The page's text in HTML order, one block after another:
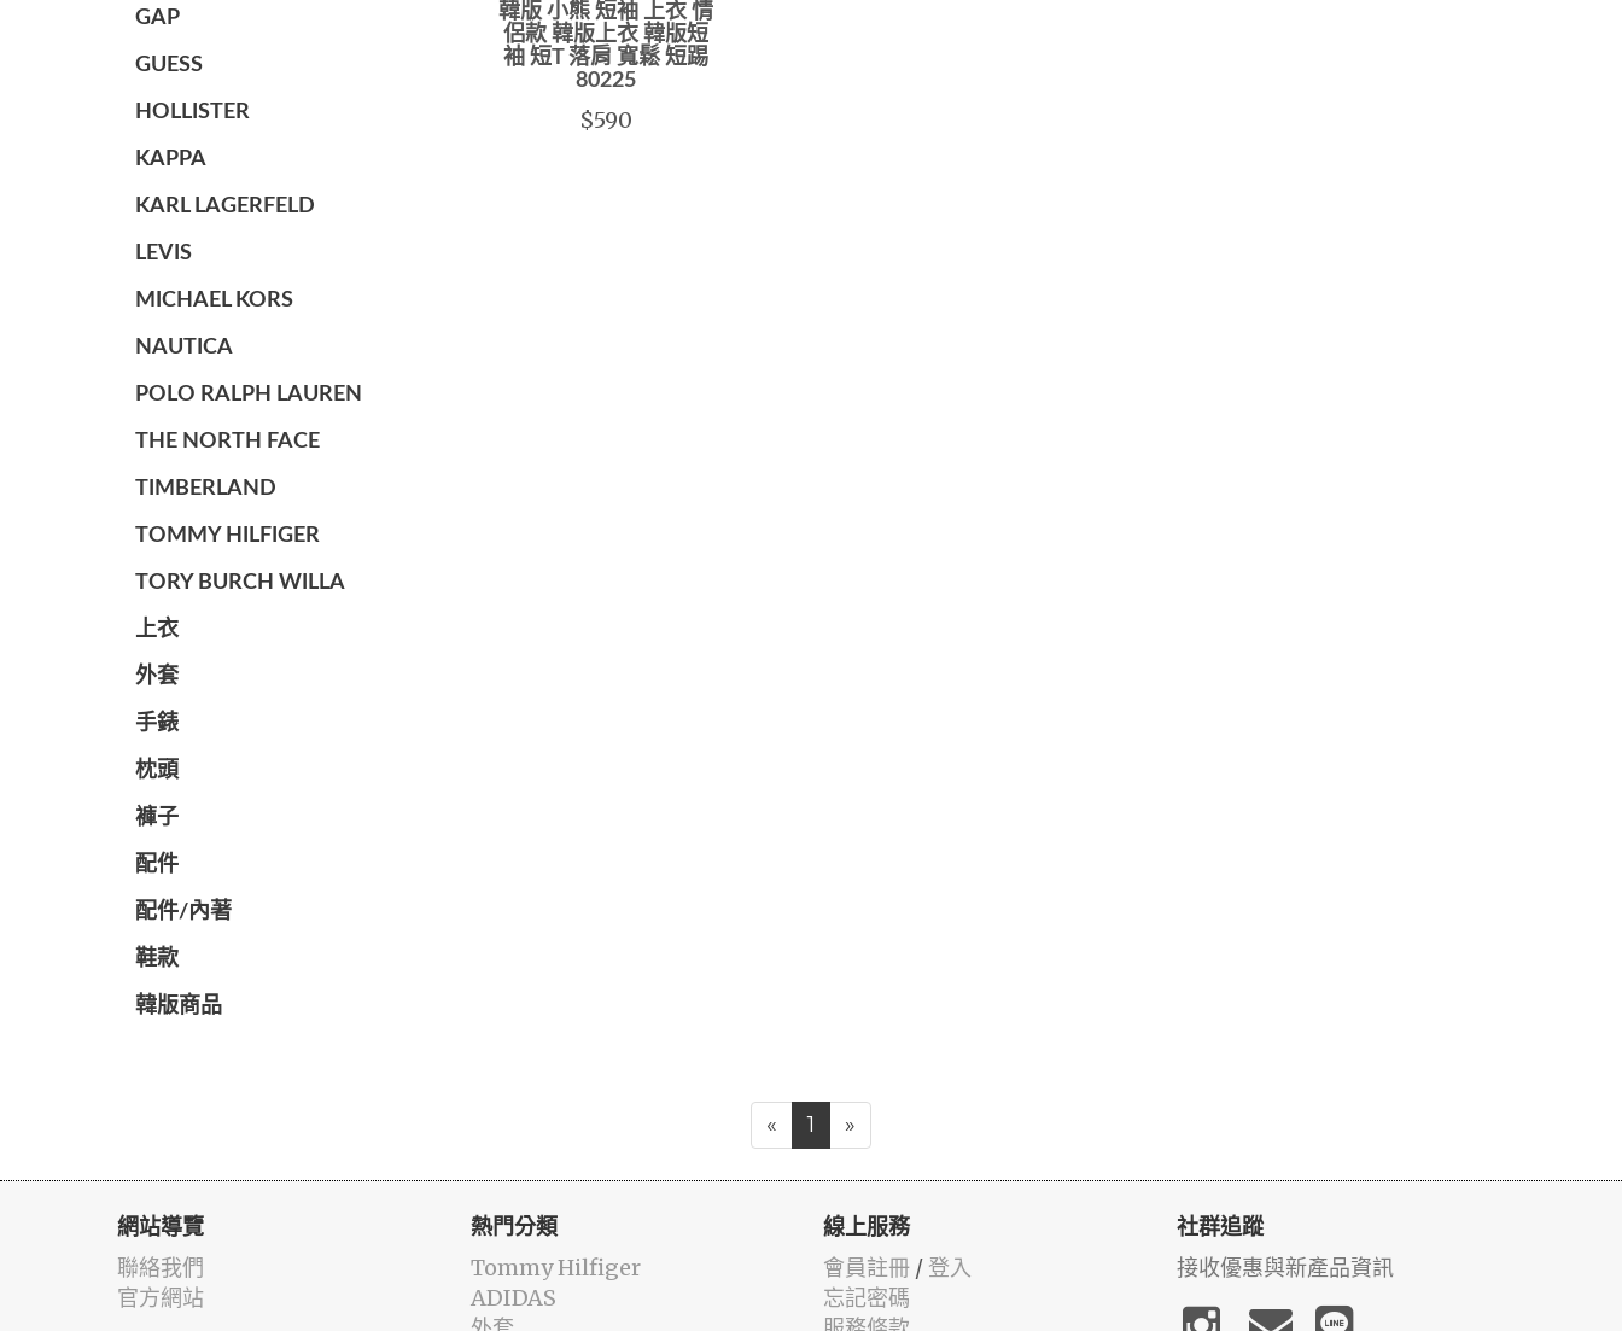
GAP
GUESS
HOLLISTER
KAPPA
KARL LAGERFELD
LEVIS
MICHAEL KORS
NAUTICA
POLO RALPH LAUREN
THE NORTH FACE
TIMBERLAND
TOMMY HILFIGER
TORY BURCH WILLA
上衣
外套
手錶
枕頭
褲子
配件
配件/內著
鞋款
韓版商品
韓版 小熊 短袖 上衣 情
侶款 韓版上衣 韓版短
袖 短T 落肩 寬鬆 短踢
80225
$590
« 1 »
網站導覽
聯絡我們
官方網站
熱門分類
Tommy Hilfiger
ADIDAS
線上服務
會員註冊 / 登入
忘記密碼
社群追蹤
接收優惠與新產品資訊